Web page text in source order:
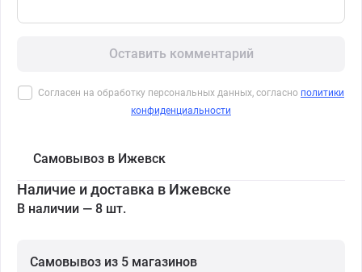
Оставить комментарий
Согласен на обработку персональных данных, согласно политики
конфиденциальности
Самовывоз в Ижевск
Наличие и доставка в Ижевске
В наличии — 8 шт.
Самовывоз из 5 магазинов